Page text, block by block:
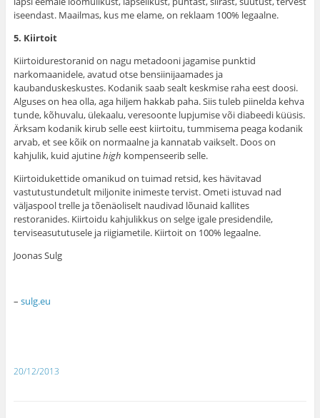
iseendast. Maailmas, kus me elame, on reklaam 100% legaalne.
5. Kiirtoit
Kiirtoidurestoranid on nagu metadooni jagamise punktid
narkomaanidele, avatud otse bensiinijaamades ja
kaubanduskeskustes. Kodanik saab sealt keskmise raha eest doosi.
Alguses on hea olla, aga hiljem hakkab paha. Siis tuleb piinelda kehva
tunde, kõhuvalu, ülekaalu, veresoonte lupjumise või diabeedi küüsis.
Ärksam kodanik kirub selle eest kiirtoitu, tummisema peaga kodanik
arvab, et see kõik on normaalne ja kannatab vaikselt. Doos on
kahjulik, kuid ajutinehigh kompenseerib selle.
Kiirtoidukettide omanikud on tuimad retsid, kes hävitavad
vastutustundetult miljonite inimeste tervist. Ometi istuvad nad
väljaspool trelle ja tõenäoliselt naudivad lõunaid kallites
restoranides. Kiirtoidu kahjulikkus on selge igale presidendile,
terviseasututusele ja riigiametile. Kiirtoit on 100% legaalne.
Joonas Sulg
– sulg.eu
20/12/2013